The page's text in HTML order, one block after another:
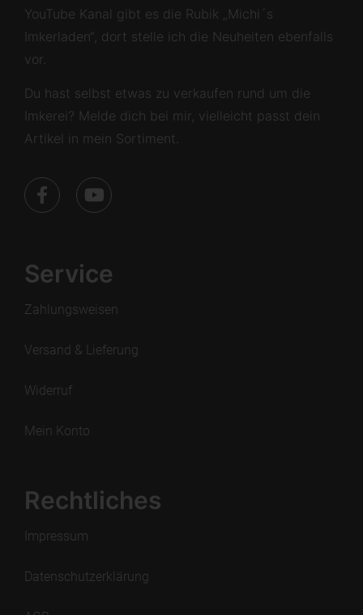
YouTube Kanal gibt es die Rubik „Michi´s
Imkerladen“, dort stelle ich die Neuheiten ebenfalls
vor.
Du hast selbst etwas zu verkaufen rund um die
Imkerei? Melde dich bei mir, vielleicht passt dein
Artikel in mein Sortiment.
Service
Zahlungsweisen
Versand & Lieferung
Widerruf
Mein Konto
Rechtliches
Impressum
Datenschutzerklärung